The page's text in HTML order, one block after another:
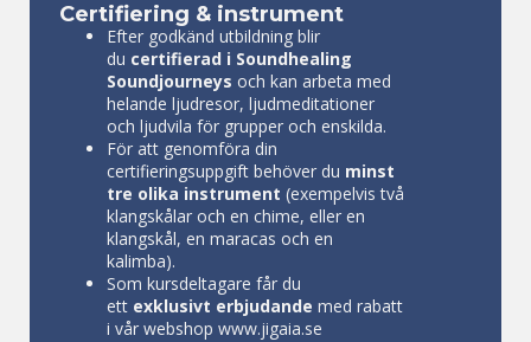
Certifiering & instrument
Efter godkänd utbildning blir
du certifierad i Soundhealing
Soundjourneys och kan arbeta med
helande ljudresor, ljudmeditationer
och ljudvila för grupper och enskilda.
För att genomföra din
certifieringsuppgift behöver du minst
tre olika instrument (exempelvistvå
klangskålar och en chime, eller en
klangskål, en maracas och en
kalimba).
Som kursdeltagare får du
ett exklusivt erbjudande med rabatt
i vår webshop www.jigaia.se